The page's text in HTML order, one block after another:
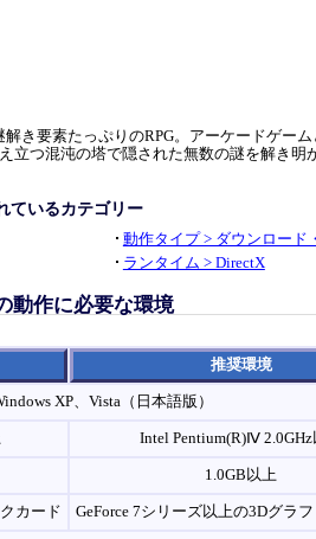
き要素たっぷりのRPG。アーケードゲー
立つ混沌の塔で隠された無数の謎を解き
ているカテゴリー
動作タイプ > ダウンロード
ランタイム > DirectX
動作に必要な環境
推奨環境
XP、Vista（日本語版）
Intel Pentium(R)Ⅳ 2.0GHz
1.0GB以上
カード GeForce 7シリーズ以上の3Dグラ